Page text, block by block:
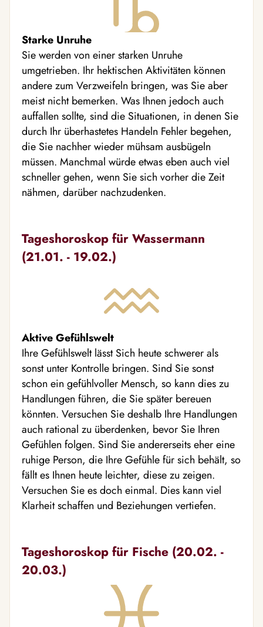
Starke Unruhe
Sie werden von einer starken Unruhe
umgetrieben. Ihr hektischen Aktivitäten können
andere zum Verzweifeln bringen, was Sie aber
meist nicht bemerken. Was Ihnen jedoch auch
auffallen sollte, sind die Situationen, in denen Sie
durch Ihr überhastetes Handeln Fehler begehen,
die Sie nachher wieder mühsam ausbügeln
müssen. Manchmal würde etwas eben auch viel
schneller gehen, wenn Sie sich vorher die Zeit
nähmen, darüber nachzudenken.
Tageshoroskop für Wassermann
(21.01. - 19.02.)
Aktive Gefühlswelt
Ihre Gefühlswelt lässt Sich heute schwerer als
sonst unter Kontrolle bringen. Sind Sie sonst
schon ein gefühlvoller Mensch, so kann dies zu
Handlungen führen, die Sie später bereuen
könnten. Versuchen Sie deshalb Ihre Handlungen
auch rational zu überdenken, bevor Sie Ihren
Gefühlen folgen. Sind Sie andererseits eher eine
ruhige Person, die Ihre Gefühle für sich behält, so
fällt es Ihnen heute leichter, diese zu zeigen.
Versuchen Sie es doch einmal. Dies kann viel
Klarheit schaffen und Beziehungen vertiefen.
Tageshoroskop für Fische (20.02. -
20.03.)